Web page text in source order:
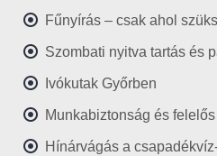
Fűnyírás – csak ahol
Szombati nyitva tartás és
Ivókutak Győrben
Munkabiztonság és
Hínárvágás a